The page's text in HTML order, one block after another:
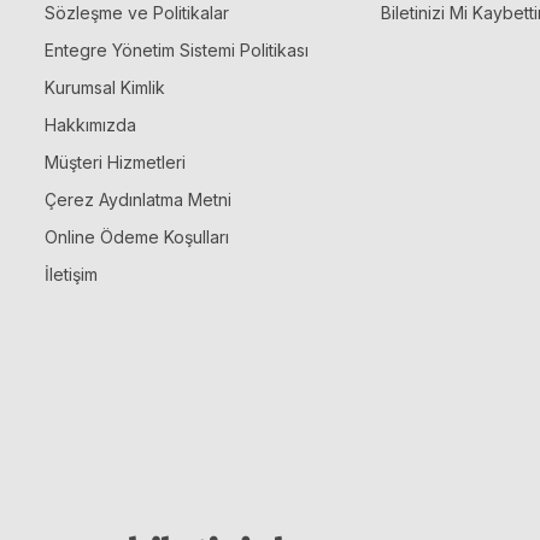
Sözleşme ve Politikalar
Entegre Yönetim Sistemi Politikası
Kurumsal Kimlik
Hakkımızda
Müşteri Hizmetleri
Çerez Aydınlatma Metni
Online Ödeme Koşulları
İletişim
Biletinizi Mi